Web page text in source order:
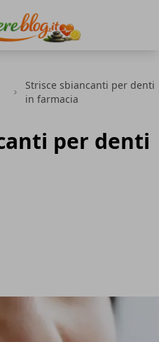
Strisce sbiancanti per denti
in farmacia
per denti